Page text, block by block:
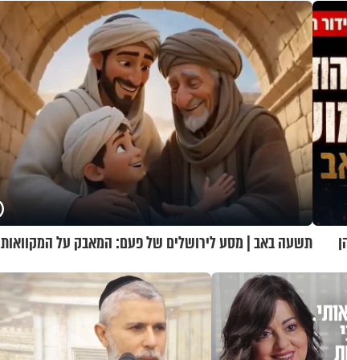
תשעה באב | מסע לירושלים של פעם: המאבק על המקוואות